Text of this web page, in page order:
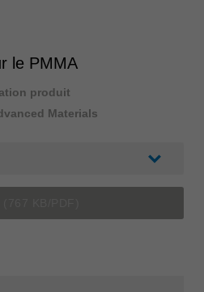
le PMMA
produit
Materials